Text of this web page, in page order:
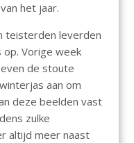
het jaar.
teisterden leverden
op. Vorige week
de stoute
aan om
deze beelden vast
zulke
altijd meer naast